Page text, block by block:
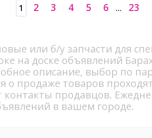
1 2 3 4 5 6 ... 23
или б/у запчасти для
на доске объявлений
описание, выбор по
о продаже товаров
контакты продавцов.
в вашем городе.